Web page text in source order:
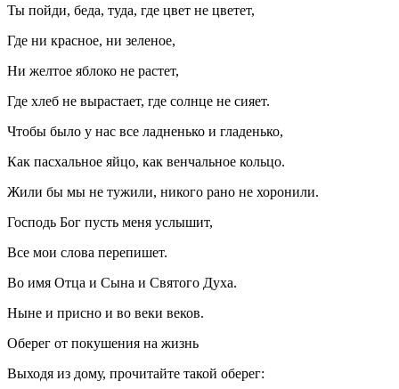
Ты пойди, беда, туда, где цвет не цветет,
Где ни красное, ни зеленое,
Ни желтое яблоко не растет,
Где хлеб не вырастает, где солнце не сияет.
Чтобы было у нас все ладненько и гладенько,
Как пасхальное яйцо, как венчальное кольцо.
Жили бы мы не тужили, никого рано не хоронили.
Господь Бог пусть меня услышит,
Все мои слова перепишет.
Во имя Отца и Сына и Святого Духа.
Ныне и присно и во веки веков.
Оберег от покушения на жизнь
Выходя из дому, прочитайте такой оберег: